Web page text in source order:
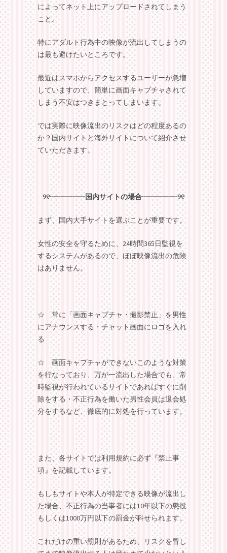
によってネット上にアップロードされてしまう
こと。
特にアダルト行為中の映像が流出してしまうの
は最も避けたいところです。
最近はスマホからアクセスするユーザーが急増
していますので、簡単に画面キャプチャされて
しまう不安はつきまとってしまいます。
では実際に映像流出のリスクはどの程度あるの
か？国内サイトと海外サイトについて紹介させ
ていただきます。
୨୧┈┈┈┈┈国内サイトの場合┈┈┈┈┈୨୧
まず、国内大手サイトを選ぶことが重要です。
女性の安全を守るために、24時間365日監視を
するシステムがあるので、ほぼ映像流出の危険
はありません。
☆ 常に「画面キャプチャ・撮影禁止」を男性
にアナウンスする・チャット画面にロゴを入れ
る
☆ 画面キャプチャができないこのような対策
を行なっており、万が一流出した場合でも、常
時監視が行われているサイトであればすぐに削
除をする・不正行為を働いた男性会員は退会処
分をするなど、徹底的に対処を行っています。
また、各サイトでは利用規約に必ず『禁止事
項』を記載しています。
もしもサイトや本人が特定できる映像が流出し
た場合、 不正行為の当事者には10年以下の懲役
もしくは1000万円以下の罰金が科せられます。
これだけの重い罰則があるため、
リスクを冒し